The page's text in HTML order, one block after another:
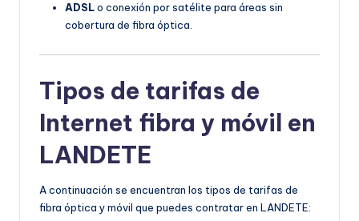
ADSLo conexión por satélite para áreas sin
cobertura de fibra óptica.
Tipos de tarifas de
Internet fibra y móvil en
LANDETE
A continuación se encuentran los tipos de tarifas de
fibra óptica y móvil que puedes contratar en LANDETE: